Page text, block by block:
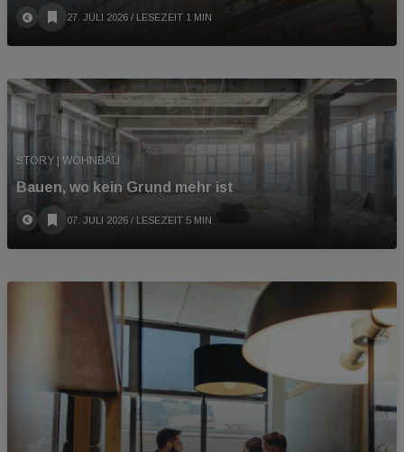
27. JULI 2026 / LESEZEIT 1 MIN
STORY | WOHNBAU
Bauen, wo kein Grund mehr ist
07. JULI 2026 / LESEZEIT 5 MIN